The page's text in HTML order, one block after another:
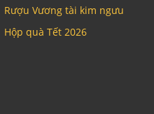
Rượu Vương tài kim ngưu
Hộp quà Tết 2026